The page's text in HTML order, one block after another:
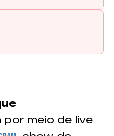
meio de live